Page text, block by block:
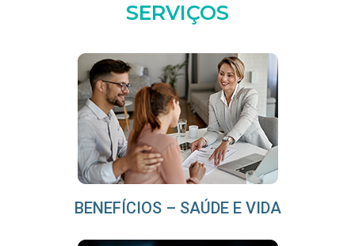
SERVIÇOS
BENEFÍCIOS – SAÚDE E VIDA